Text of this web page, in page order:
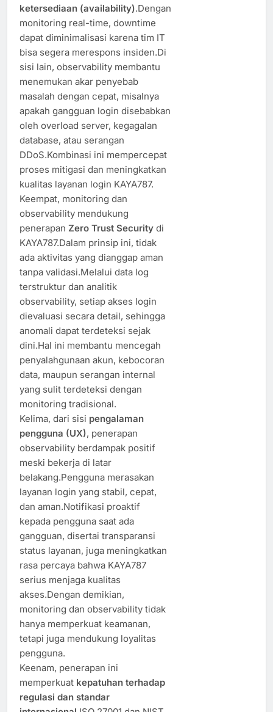
ketersediaan (availability).Dengan
monitoring real-time, downtime
dapat diminimalisasi karena tim IT
bisa segera merespons insiden.Di
sisi lain, observability membantu
menemukan akar penyebab
masalah dengan cepat, misalnya
apakah gangguan login disebabkan
oleh overload server, kegagalan
database, atau serangan
DDoS.Kombinasi ini mempercepat
proses mitigasi dan meningkatkan
kualitas layanan login KAYA787.
Keempat, monitoring dan
observability mendukung
penerapan Zero Trust Security di
KAYA787.Dalam prinsip ini, tidak
ada aktivitas yang dianggap aman
tanpa validasi.Melalui data log
terstruktur dan analitik
observability, setiap akses login
dievaluasi secara detail, sehingga
anomali dapat terdeteksi sejak
dini.Hal ini membantu mencegah
penyalahgunaan akun, kebocoran
data, maupun serangan internal
yang sulit terdeteksi dengan
monitoring tradisional.
Kelima, dari sisi pengalaman
pengguna (UX), penerapan
observability berdampak positif
meski bekerja di latar
belakang.Pengguna merasakan
layanan login yang stabil, cepat,
dan aman.Notifikasi proaktif
kepada pengguna saat ada
gangguan, disertai transparansi
status layanan, juga meningkatkan
rasa percaya bahwa KAYA787
serius menjaga kualitas
akses.Dengan demikian,
monitoring dan observability tidak
hanya memperkuat keamanan,
tetapi juga mendukung loyalitas
pengguna.
Keenam, penerapan ini
memperkuat kepatuhan terhadap
regulasi dan standar